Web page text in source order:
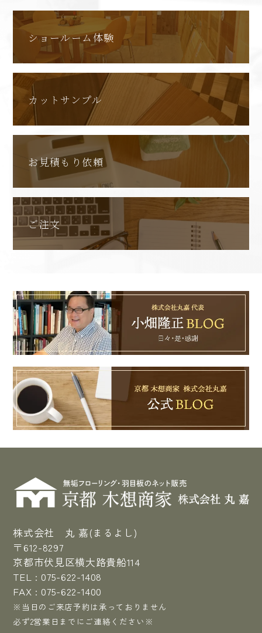
ショールーム体験
カットサンプル
お見積もり依頼
ご注文
株式会社 丸 嘉(まるよし)
〒612-8297
京都市伏見区横大路貴船114
TEL : 075-622-1408
FAX : 075-622-1400
※当日のご来店予約は承っておりません
必ず2営業日までにご連絡ください※